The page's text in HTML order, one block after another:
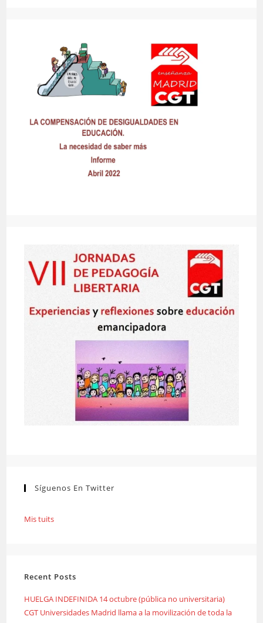
Síguenos En Twitter
Mis tuits
Recent Posts
HUELGA INDEFINIDA 14 octubre (pública no universitaria)
CGT Universidades Madrid llama a la movilización de toda la